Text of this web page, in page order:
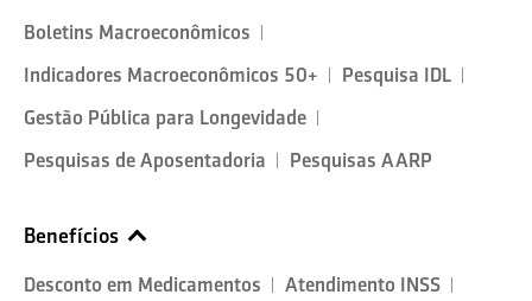
Boletins Macroeconômicos
Indicadores Macroeconômicos 50+
Pesquisa IDL
Gestão Pública para Longevidade
Pesquisas de Aposentadoria
Pesquisas AARP
Benefícios
Desconto em Medicamentos
Atendimento INSS